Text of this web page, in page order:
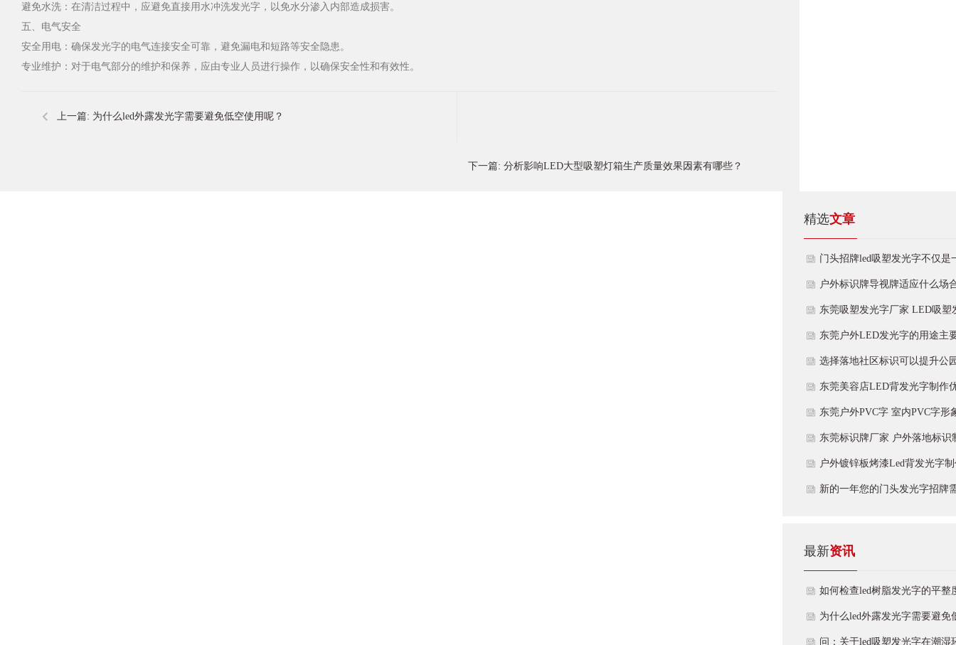
避免水洗：在清洁过程中，应避免直接用水冲洗发光字，以免水分渗入内部造成损害。
五、电气安全
安全用电：确保发光字的电气连接安全可靠，避免漏电和短路等安全隐患。
专业维护：对于电气部分的维护和保养，应由专业人员进行操作，以确保安全性和有效性。
上一篇: 为什么led外露发光字需要避免低空使用呢？
下一篇: 分析影响LED大型吸塑灯箱生产质量效果因素有哪些？
精选文章
门头招牌led吸塑发光字不仅是
店铺信息传递
户外标识牌导视牌适应什么场
要的更多
东莞吸塑发光字厂家 LED吸塑
字制作特点
东莞户外LED发光字的用途主
用范围如下
选择落地社区标识可以提升公
区的品味和宣传
东莞美容店LED背发光字制作
及用途
东莞户外PVC字 室内PVC字形
的介绍及优点
东莞标识牌厂家 户外落地标识
知识点如下
户外镀锌板烤漆Led背发光字
艺及用途
新的一年您的门头发光字招牌
最新资讯
如何检查led树脂发光字的平整
亮度均匀性？
为什么led外露发光字需要避免
使用呢？
问：关于led吸塑发光字在潮湿